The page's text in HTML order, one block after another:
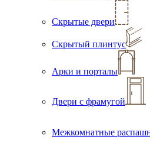
Скрытые двери
Скрытый плинтус
Арки и порталы
Двери с фрамугой
Межкомнатные